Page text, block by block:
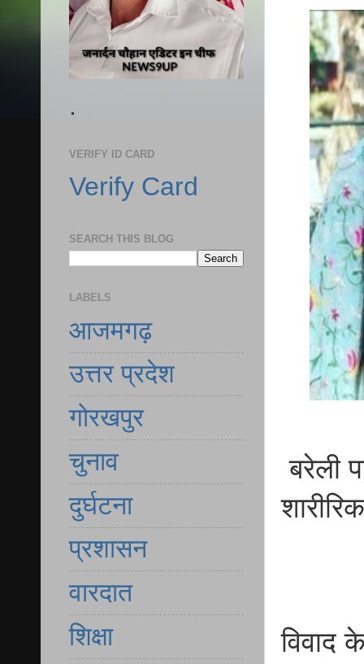
बरेली
विवाद
.
VERIFY ID CARD
Verify Card
SEARCH THIS BLOG
LABELS
आजमगढ़
उत्तर प्रदेश
गोरखपुर
चुनाव
दुर्घटना
प्रशासन
वारदात
शिक्षा